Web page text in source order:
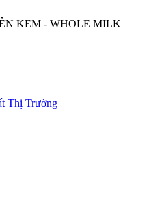
KEM - WHOLE MILK
Thị Trường